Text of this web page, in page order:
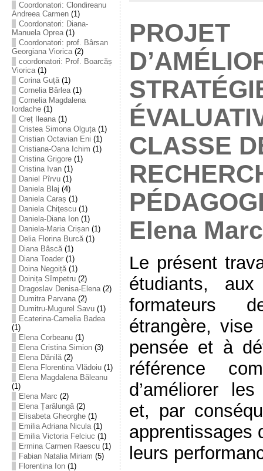
Coordonatori: Clondireanu
Andreea Carmen(1)
Coordonatori: Diana-
Manuela Oprea(1)
Coordonatori: prof. Bârsan
Georgiana Viorica(2)
coordonatori: Prof. Boarcăș
Viorica(1)
Corina Guță(1)
Cornelia Bârlea(1)
Cornelia Magdalena
Iordache(1)
Creț Ileana(1)
Cristea Simona Olguța(1)
Cristian Octavian Eni (1)
Cristiana-Oana Ichim (1)
Cristina Grigore(1)
Cristina Ivan(1)
Daniel Pîrvu(1)
Daniela Blaj (4)
Daniela Caraș (1)
Daniela Chiţescu(1)
Daniela-Diana Ion(1)
Daniela-Maria Crișan(1)
Delia Florina Burcă(1)
Diana Bâscă(1)
Diana Toader(1)
Doina Negoiță(1)
Doinița Sîmpetru(2)
Dragoslav Denisa-Elena(2)
Dumitra Parvana(2)
Dumitru-Mugurel Savu(1)
Ecaterina-Camelia Badea
(1)
Elena Corbeanu(1)
Elena Cristina Simion(3)
Elena Dănilă(2)
Elena Florentina Vlădoiu(1)
Elena Magdalena Băleanu
(1)
Elena Marc (2)
Elena Țarălungă(2)
Elisabeta Gheorghe(1)
Emilia Adriana Nicula(1)
Emilia Victoria Felciuc (1)
Ermina Carmen Raescu(1)
Fabian Natalia Miriam (5)
Florentina Ion(1)
PROJET
CLASSE
Elena Marc
Le présent
étudiants,
formateurs
étrangère,
pensée et à
référence
d’améliorer
et, par
apprentissages
leurs